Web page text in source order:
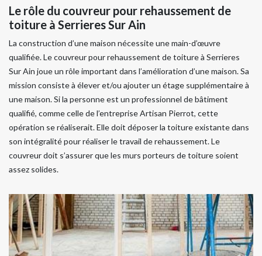
Le rôle du couvreur pour rehaussement de
toiture à Serrieres Sur Ain
La construction d’une maison nécessite une main-d’œuvre
qualifiée. Le couvreur pour rehaussement de toiture à Serrieres
Sur Ain joue un rôle important dans l’amélioration d’une maison. Sa
mission consiste à élever et/ou ajouter un étage supplémentaire à
une maison. Si la personne est un professionnel de bâtiment
qualifié, comme celle de l’entreprise Artisan Pierrot, cette
opération se réaliserait. Elle doit déposer la toiture existante dans
son intégralité pour réaliser le travail de rehaussement. Le
couvreur doit s’assurer que les murs porteurs de toiture soient
assez solides.